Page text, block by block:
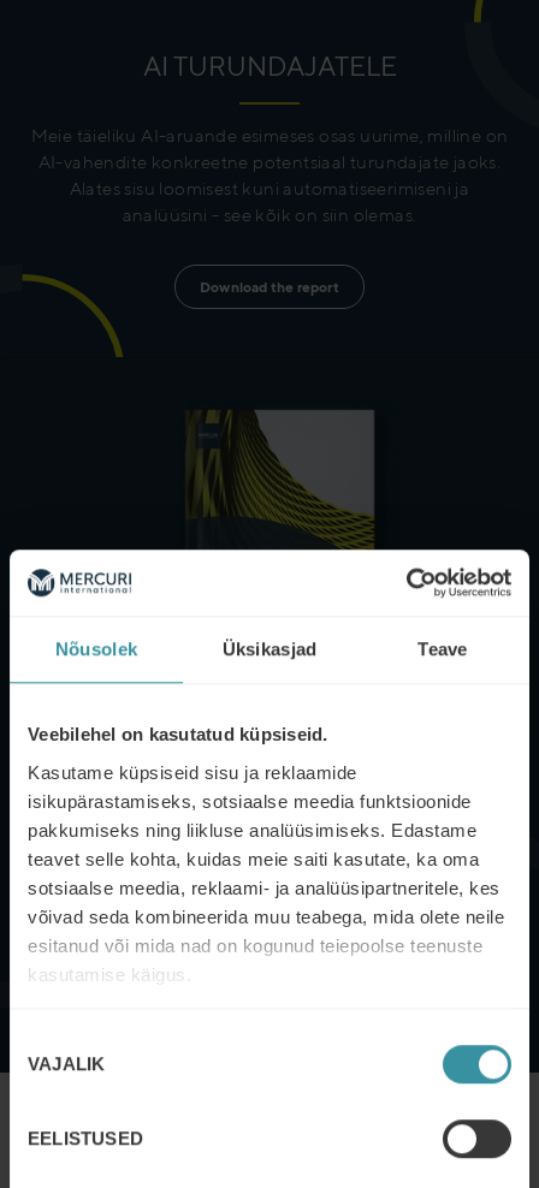
Nõusolek Üksikasjad Teave
Veebilehel on kasutatud küpsiseid.
Kasutame küpsiseid sisu ja reklaamide
isikupärastamiseks, sotsiaalse meedia funktsioonide
pakkumiseks ning liikluse analüüsimiseks. Edastame
teavet selle kohta, kuidas meie saiti kasutate, ka oma
sotsiaalse meedia, reklaami- ja analüüsipartneritele, kes
võivad seda kombineerida muu teabega, mida olete neile
esitanud või mida nad on kogunud teiepoolse teenuste
kasutamise käigus.
valikVAJALIK
EELISTUSED
AI TURUNDAJATELE
Meie täieliku AI-aruande esimeses osas uurime, milline on
AI-vahendite konkreetne potentsiaal turundajate jaoks.
Alates sisu loomisest kuni automatiseerimiseni ja
analüüsini - see kõik on siin olemas.
Download the report
ALUSTA AI TURUNDUSEGA
Ei ole kindel, kust alustada tehisintellekti kasutamist
turunduses? Meil on 10 parimat nõuannet, mis aitavad
teil AI parimate tavade kohta õiges suunas liikuda.
Demystifying Artificial Intelligence